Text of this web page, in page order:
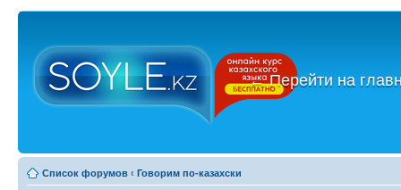
←Перейти на
Список форумов ‹ Говорим по-казахски